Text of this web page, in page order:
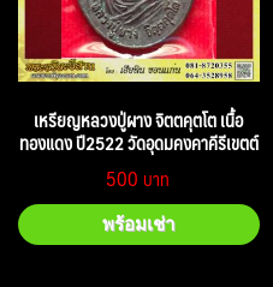
เหรียญหลวงปู่ผาง จิตตคุตโต เนื้อ
ทองแดง ปี2522 วัดอุดมคงคาคีรีเขตต์
500
พร้อมเช่า